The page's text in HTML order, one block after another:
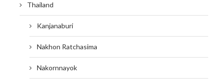
Thailand
Kanjanaburi
Nakhon Ratchasima
Nakornnayok